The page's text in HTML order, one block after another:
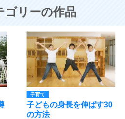
ゴリーの作品
子育て
子どもの身長を伸ばす30
の方法